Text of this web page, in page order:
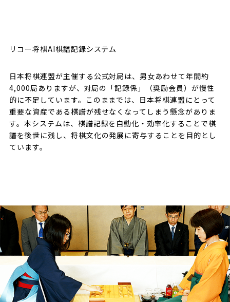
リコー将棋AI棋譜記録システム
日本将棋連盟が主催する公式対局は、男女あわせて年間約
4,000局ありますが、対局の「記録係」（奨励会員）が慢性
的に不足しています。このままでは、日本将棋連盟にとって
重要な資産である棋譜が残せなくなってしまう懸念がありま
す。本システムは、棋譜記録を自動化・効率化することで棋
譜を後世に残し、将棋文化の発展に寄与することを目的とし
ています。